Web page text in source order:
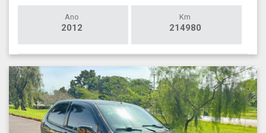
Ano
2012
Km
214980